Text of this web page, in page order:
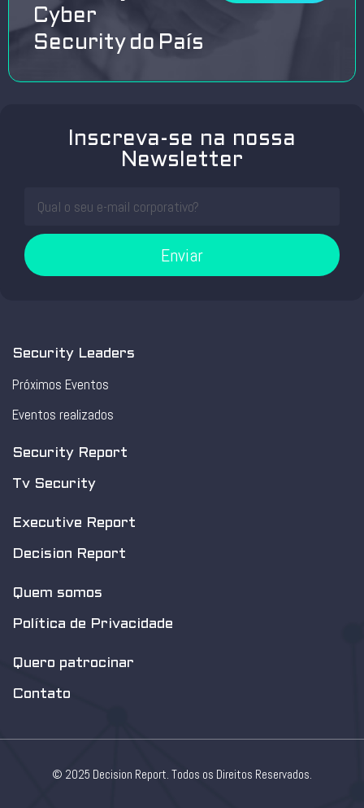
Cyber
Security do País
Inscreva-se na nossa
Newsletter
Enviar
Security Leaders
Próximos Eventos
Eventos realizados
Security Report
Tv Security
Executive Report
Decision Report
Quem somos
Política de Privacidade
Quero patrocinar
Contato
© 2025 Decision Report. Todos os Direitos Reservados.